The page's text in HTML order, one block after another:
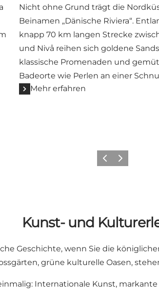
Nicht ohne Grund trägt die
Beinamen „Dänische Riviera“.
knapp 70 km langen Strecke
und Nivå reihen sich goldene
klassische Promenaden und
Badeorte wie Perlen an einer
Mehr erfahren
ZurückWeiter
Kunst- und
Geschichte, wenn Sie die
grüne kulturelle Oasen,
Internationale Kunst,